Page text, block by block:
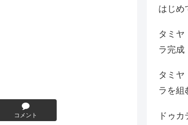
コメント
はじめ
タミヤ
ラ完成
タミヤ
ラを組
ドゥ